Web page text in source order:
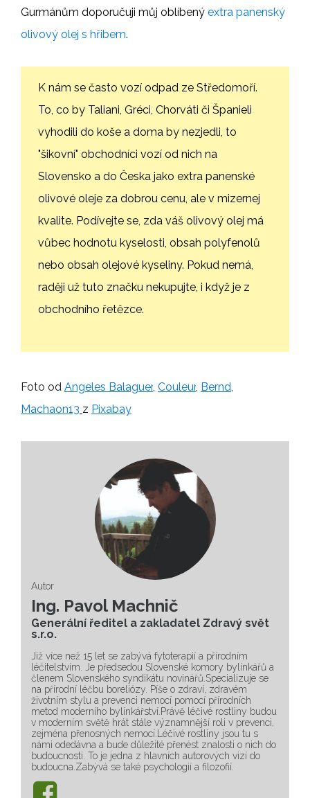
Gurmánům doporučuji můj oblíbený extra panenský
olivový olej s hřibem.
K nám se často vozí odpad ze Středomoří.
To, co by Taliani, Gréci, Chorváti či Španieli
vyhodili do koše a doma by nezjedli, to
"šikovní" obchodníci vozí od nich na
Slovensko a do Česka jako extra panenské
olivové oleje za dobrou cenu, ale v mizernej
kvalite. Podívejte se, zda váš olivový olej má
vůbec hodnotu kyselosti, obsah polyfenolů
nebo obsah olejové kyseliny. Pokud nemá,
raději už tuto značku nekupujte, i když je z
obchodního řetězce.
Foto od Angeles Balaguer, Couleur, Bernd,
Machaon13 z Pixabay
Autor
Ing. Pavol Machnič
Generální ředitel a zakladatel Zdravý svět
s.r.o.
Již více než 15 let se zabývá fytoterapií a přírodním
léčitelstvím. Je předsedou Slovenské komory bylinkářů a
členem Slovenského syndikátu novinářů.Specializuje se
na přírodní léčbu boreliózy. Píše o zdraví, zdravém
životním stylu a prevenci nemocí pomocí přírodních
metod moderního bylinkářství.Právě léčivé rostliny budou
v moderním světě hrát stále významnější roli v prevenci,
zejména přenosných nemocí.Léčivé rostliny jsou tu s
námi odedávna a bude důležité přenést znalosti o nich do
budoucnosti. To je jedna z hlavních autorových vizí do
budoucna.Zabývá se také psychologií a filozofií.